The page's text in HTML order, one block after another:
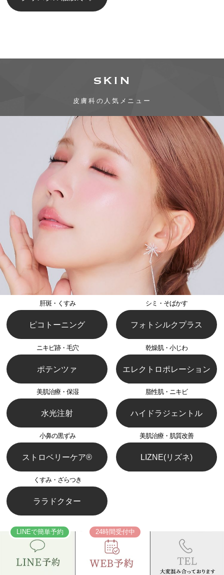
SKIN
皮膚科の人気メニュー
肝斑・くすみ
ピコトーニング
シミ・そばかす
フォトシルクプラス
ニキビ跡・毛穴
ポテンツァ
乾燥肌・小じわ
エレクトロポレーション
美肌治療・保湿
水光注射
脂性肌・ニキビ
ハイドラジェントル
小鼻の黒ずみ
ストロベリーケア®︎
美肌治療・肌質改善
LIZNE(リズネ)
くすみ・ざらつき
ララドクター
DOCTOR
LINEで簡単予約 24時間受付中